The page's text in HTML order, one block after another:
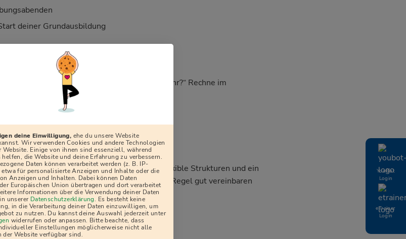
YouBot
Login
eTrainer
Login
deiner Grundausbildung
viel Zeit kostet mich die Freiwillige Feuerwehr?“ Rechne im
2–4 Mal im Monat, abends)
an Wochenenden
über das Jahr verteilen
oder haben Familie. Dienstpläne, flexible Strukturen und ein
Feuerwehr, Beruf und Privatleben in aller Regel gut vereinbaren
Ausrüstung
deine Einwilligung, ehe du unsere Website
Wir verwenden Cookies und andere Technologien
Website. Einige von ihnen sind essenziell, während
helfen, die Website und deine Erfahrung zu verbessern.
Daten können verarbeitet werden (z. B. IP-
etwa für personalisierte Anzeigen und Inhalte oder die
Anzeigen und Inhalten. Dabei können Daten
Europäischen Union übertragen und dort verarbeitet
Informationen über die Verwendung deiner Daten
unserer Datenschutzerklärung. Es besteht keine
in die Verarbeitung deiner Daten einzuwilligen, um
zu nutzen. Du kannst deine Auswahl jederzeit unter
widerrufen oder anpassen. Bitte beachte, dass
Einstellungen möglicherweise nicht alle
der Website verfügbar sind.